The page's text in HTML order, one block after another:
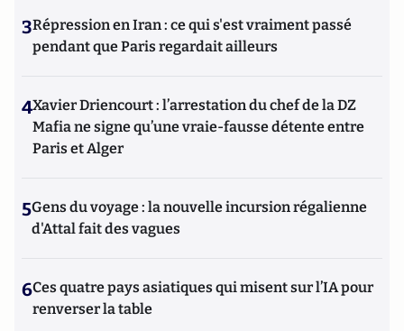
3Répression en Iran : ce qui s'est vraiment passé
pendant que Paris regardait ailleurs
4Xavier Driencourt : l’arrestation du chef de la DZ
Mafia ne signe qu’une vraie-fausse détente entre
Paris et Alger
5Gens du voyage : la nouvelle incursion régalienne
d'Attal fait des vagues
6Ces quatre pays asiatiques qui misent sur l’IA pour
renverser la table